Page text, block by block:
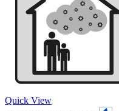
Quick View